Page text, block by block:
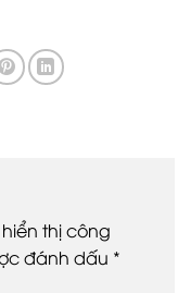
thị công
đánh dấu *